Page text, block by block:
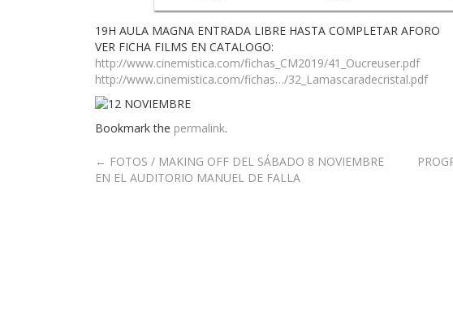
19H AULA MAGNA ENTRADA LIBRE HASTA COMPLETAR AFORO
VER FICHA FILMS EN CATALOGO:
http://www.cinemistica.com/fichas_CM2019/41_Oucreuser.pdf
http://www.cinemistica.com/fichas…/32_Lamascaradecristal.pdf
Bookmark the permalink.
Post
← FOTOS / MAKING OFF DEL SÁBADO 8 NOVIEMBRE
EN EL AUDITORIO MANUEL DE FALLA